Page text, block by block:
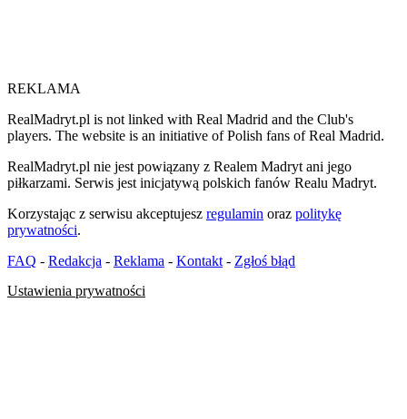
REKLAMA
RealMadryt.pl is not linked with Real Madrid and the Club's
players. The website is an initiative of Polish fans of Real Madrid.
RealMadryt.pl nie jest powiązany z Realem Madryt ani jego
piłkarzami. Serwis jest inicjatywą polskich fanów Realu Madryt.
Korzystając z serwisu akceptujesz regulamin oraz politykę
prywatności.
FAQ - Redakcja - Reklama - Kontakt - Zgłoś błąd
Ustawienia prywatności